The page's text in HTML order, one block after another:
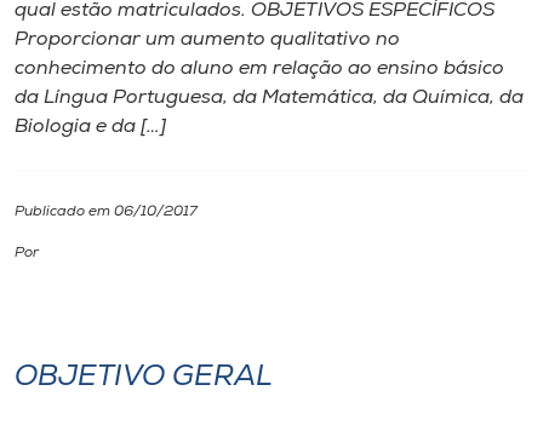
Diplomados
Cultura
Biblioteca
Rádio
qual estão matriculados. OBJETIVOS ESPECÍFICOS
Proporcionar um aumento qualitativo no
conhecimento do aluno em relação ao ensino básico
da Língua Portuguesa, da Matemática, da Química, da
Biologia e da […]
Publicado em 06/10/2017
Por
OBJETIVO GERAL